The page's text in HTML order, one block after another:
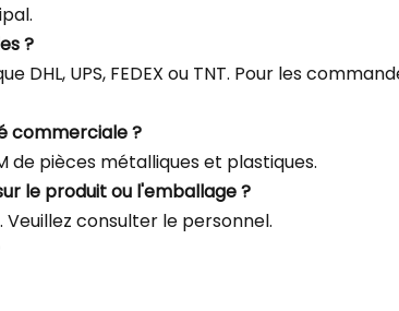
?
DHL, UPS, FEDEX ou TNT. Pour les
commerciale ?
de pièces métalliques et plastiques.
le produit ou l'emballage ?
consulter le personnel.